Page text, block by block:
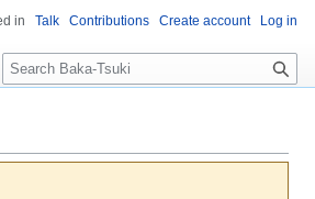
in Talk Contributions Create account Log in
S
e
c